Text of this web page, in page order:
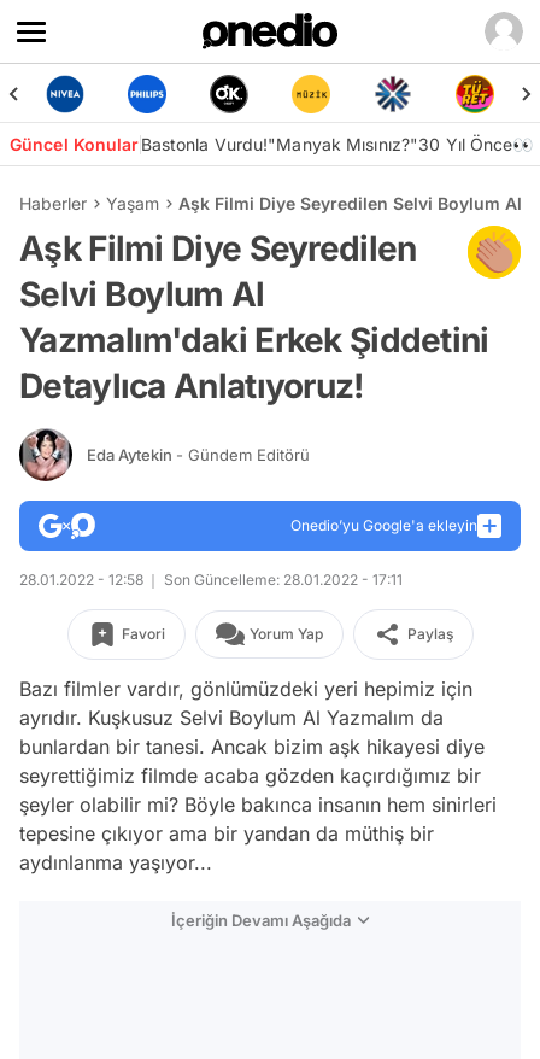
Güncel KonularBastonla Vurdu!"Manyak Mısınız?"30 Yıl Önce👀
Haberler Yaşam Aşk Filmi Diye Seyredilen Selvi Boylum Al
Aşk Filmi Diye Seyredilen
Selvi Boylum Al
Yazmalım'daki Erkek Şiddetini
Detaylıca Anlatıyoruz!
Eda Aytekin - Gündem Editörü
Onedio’yu Google'a ekleyin
28.01.2022 - 12:58 Son Güncelleme: 28.01.2022 - 17:11
Favori Yorum Yap Paylaş
Bazı filmler vardır, gönlümüzdeki yeri hepimiz için
ayrıdır. Kuşkusuz Selvi Boylum Al Yazmalım da
bunlardan bir tanesi. Ancak bizim aşk hikayesi diye
seyrettiğimiz filmde acaba gözden kaçırdığımız bir
şeyler olabilir mi? Böyle bakınca insanın hem sinirleri
tepesine çıkıyor ama bir yandan da müthiş bir
aydınlanma yaşıyor...
İçeriğin Devamı Aşağıda